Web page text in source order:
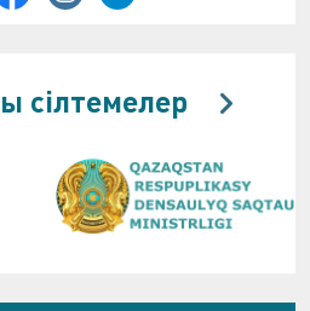
сілтемелер